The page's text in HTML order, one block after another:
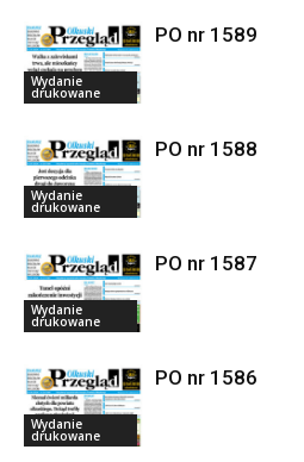
Wydanie
drukowane
PO nr 1589
Wydanie
drukowane
PO nr 1588
Wydanie
drukowane
PO nr 1587
Wydanie
drukowane
PO nr 1586